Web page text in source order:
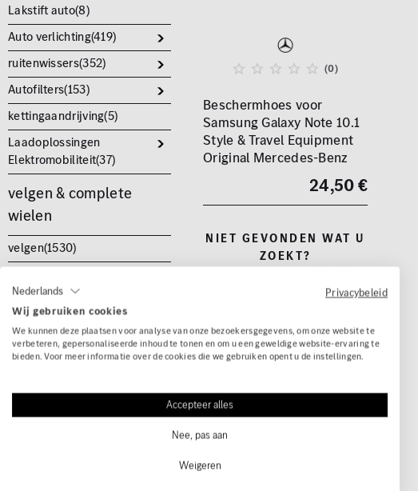
Lakstift auto(8)
Auto verlichting(419)
ruitenwissers(352)
Autofilters(153)
kettingaandrijving(5)
Laadoplossingen
Elektromobiliteit(37)
velgen & complete
wielen
velgen(1530)
Naafdoppen(
gereedschap(17)
auto accessoires(100)
geuren(75)
(0)
Beschermhoes voor
Samsung Galaxy Note 10.1
Style & Travel Equipment
Original Mercedes-Benz
24,50 €
NIET GEVONDEN WAT U
ZOEKT?
We controleren graag of we
nemen contact met u op.
Nederlands
Privacybeleid
Wij gebruiken cookies
We kunnen deze plaatsen voor analyse van onze bezoekersgegevens, om onze website te
verbeteren, gepersonaliseerde inhoud te tonen en om u een geweldige website-ervaring te
bieden. Voor meer informatie over de cookies die we gebruiken opent u de instellingen.
Accepteer alles
Nee, pas aan
Weigeren